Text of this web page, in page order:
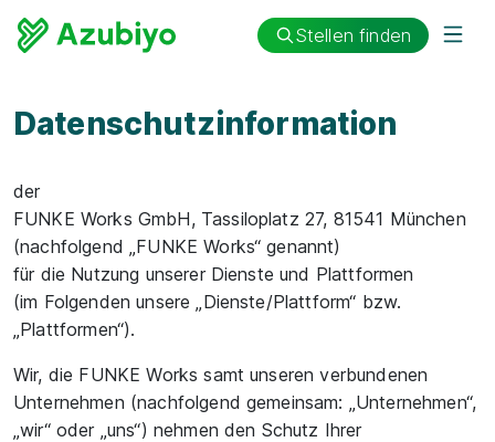
Stellen finden
Datenschutzinformation
der
FUNKE Works GmbH, Tassiloplatz 27, 81541 München
(nachfolgend „FUNKE Works“ genannt)
für die Nutzung unserer Dienste und Plattformen
(im Folgenden unsere „Dienste/Plattform“ bzw.
„Plattformen“).
Wir, die FUNKE Works samt unseren verbundenen
Unternehmen (nachfolgend gemeinsam: „Unternehmen“,
„wir“ oder „uns“) nehmen den Schutz Ihrer